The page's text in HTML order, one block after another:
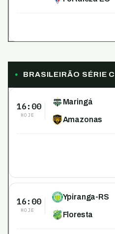
BRASILEIRÃO SÉRIE C
16:00
HOJE
Maringá
Amazonas
16:00
HOJE
Ypiranga-RS
Floresta